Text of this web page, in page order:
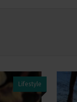
Lifestyle